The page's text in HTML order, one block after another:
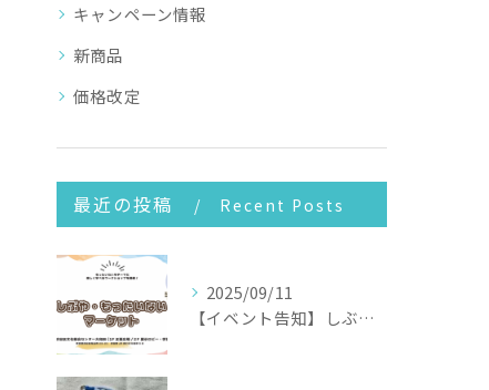
キャンペーン情報
新商品
価格改定
最近の投稿 Recent Posts
2025/09/11
【イベント告知】しぶや・もったいないマーケット2025